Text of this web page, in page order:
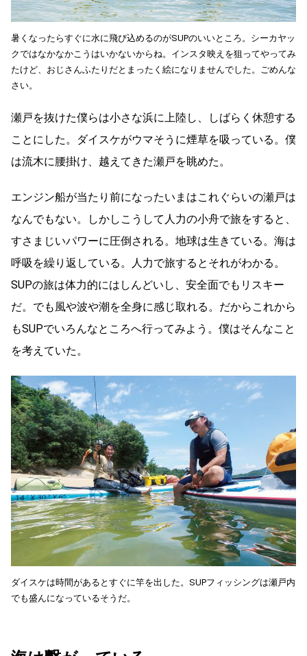
暑くなったらすぐに水に飛び込めるのがSUPのいいところ。シーカヤッ
クではなかなかこうはいかないからね。インスタ映えを狙ってやってみ
たけど、おじさんふたりだとまったく絵になりませんでした。ごめんな
さい。
瀬戸を抜けた僕らは小さな浜に上陸し、しばらく休憩する
ことにした。ダイスケがウマそうに煙草を吸っている。僕
は流木に腰掛け、越えてきた瀬戸を眺めた。
エンジン船が当たり前になったいまはこれぐらいの瀬戸は
なんでもない。しかしこうして人力の小舟で旅をすると、
すさまじいパワーに圧倒される。地球は生きている。海は
呼吸を繰り返している。人力で旅するとそれがわかる。
SUPの旅は体力的にはしんどいし、安全面でもリスキー
だ。でも風や波や潮を全身に感じ取れる。だからこれから
もSUPでいろんなところへ行ってみよう。僕はそんなこと
を考えていた。
ダイスケは時間があるとすぐに竿を出した。SUPフィッシングは瀬戸内
でも盛んになっているそうだ。